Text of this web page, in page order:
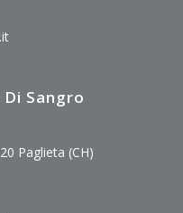
Sangro
Paglieta (CH)